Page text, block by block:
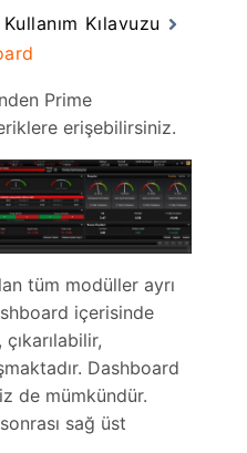
Kılavuzu
Prime
erişebilirsiniz.
tüm modüller ayrı
içerisinde
Dashboard
de mümkündür.
sağ üst